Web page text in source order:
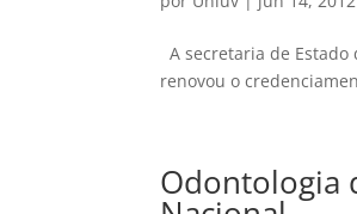
A secretaria de Estado
renovou o
Odontologia